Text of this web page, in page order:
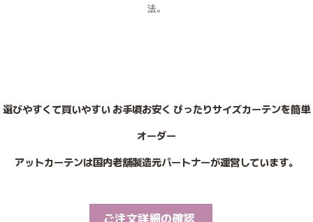
法。
選びやすくて買いやすい お手頃お安く ぴったりサイズカーテンを簡単
オーダー
アットカーテンは国内老舗製造元パートナーが運営しています。
ご注文詳細の確認